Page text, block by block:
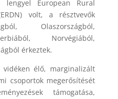
lengyel European Rural
volt, a résztvevők
Olaszországból,
Norvégiából,
érkeztek.
élő, marginalizált
csoportok megerősítését
támogatása,